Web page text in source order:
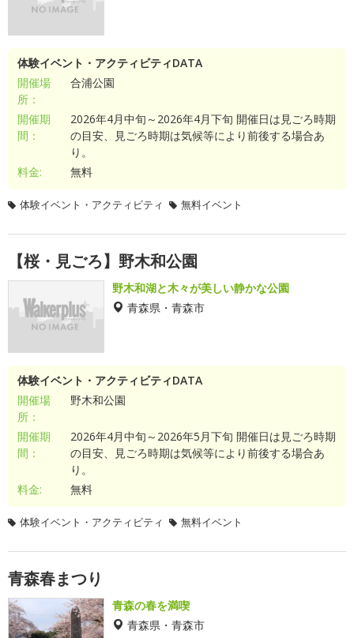
体験イベント・アクティビティDATA
開催場
所：
合浦公園
開催期
間：
2026年4月中旬～2026年4月下旬 開催日は見ごろ時期
の目安、見ごろ時期は気候等により前後する場合あ
り。
料金:
無料
体験イベント・アクティビティ 無料イベント
【桜・見ごろ】野木和公園
野木和湖と木々が美しい静かな公園
青森県・青森市
体験イベント・アクティビティDATA
開催場
所：
野木和公園
開催期
間：
2026年4月中旬～2026年5月下旬 開催日は見ごろ時期
の目安、見ごろ時期は気候等により前後する場合あ
り。
料金:
無料
体験イベント・アクティビティ 無料イベント
青森春まつり
青森の春を満喫
青森県・青森市